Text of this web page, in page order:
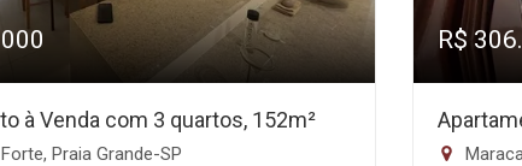
à Venda com 3 quartos, 152m²
Praia Grande-SP
R$